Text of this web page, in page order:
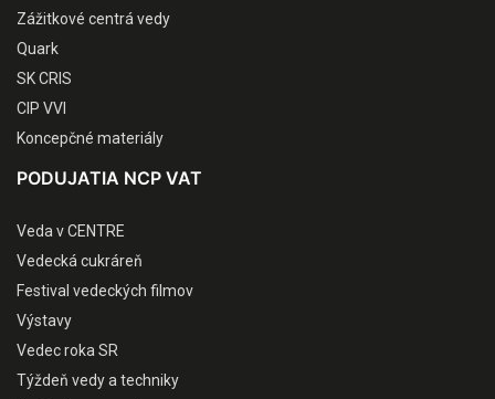
Zážitkové centrá vedy
Quark
SK CRIS
CIP VVI
Koncepčné materiály
PODUJATIA NCP VAT
Veda v CENTRE
Vedecká cukráreň
Festival vedeckých filmov
Výstavy
Vedec roka SR
Týždeň vedy a techniky